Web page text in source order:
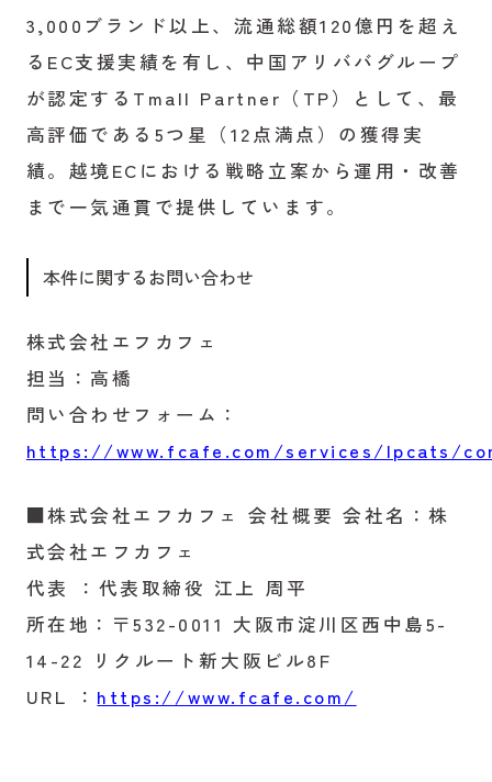
3,000ブランド以上、流通総額120億円を超え
るEC支援実績を有し、中国アリババグループ
が認定するTmall Partner（TP）として、最
高評価である5つ星（12点満点）の獲得実
績。越境ECにおける戦略立案から運用・改善
まで一気通貫で提供しています。
本件に関するお問い合わせ
株式会社エフカフェ
担当：高橋
問い合わせフォーム：
https://www.fcafe.com/services/lpcats/
■株式会社エフカフェ 会社概要 会社名：株
式会社エフカフェ
代表 ：代表取締役 江上 周平
所在地：〒532-0011 大阪市淀川区西中島5-
14-22 リクルート新大阪ビル8F
URL ： https://www.fcafe.com/